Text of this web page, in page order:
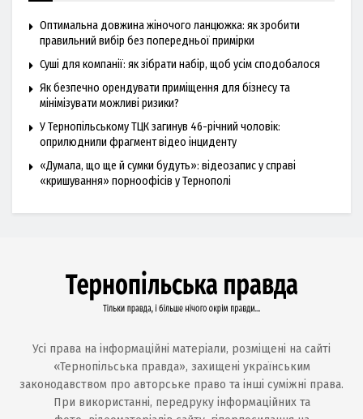
Оптимальна довжина жіночого ланцюжка: як зробити
правильний вибір без попередньої примірки
Суші для компанії: як зібрати набір, щоб усім сподобалося
Як безпечно орендувати приміщення для бізнесу та
мінімізувати можливі ризики?
У Тернопільському ТЦК загинув 46-річний чоловік:
оприлюднили фрагмент відео інциденту
«Думала, що ще й сумки будуть»: відеозапис у справі
«кришування» порноофісів у Тернополі
Усі права на інформаційні матеріали, розміщені на сайті
«Тернопільська правда», захищені українським
законодавством про авторське право та інші суміжні права.
При використанні, передруку інформаційних та